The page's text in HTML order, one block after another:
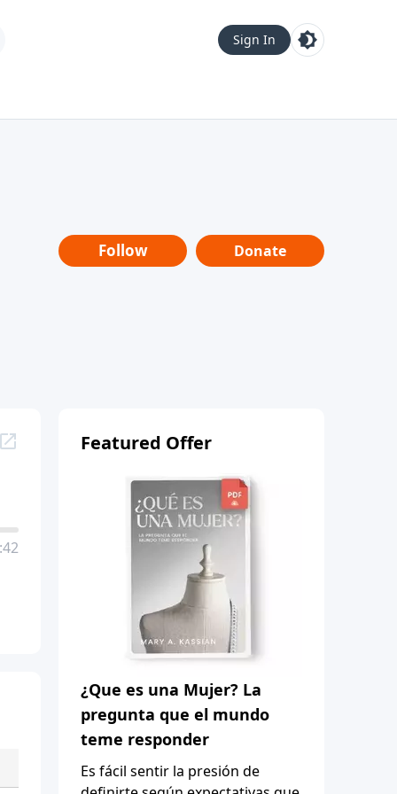
Sign In
Follow Donate
Featured Offer
¿Que es una Mujer? La
pregunta que el mundo
teme responder
Es fácil sentir la presión de